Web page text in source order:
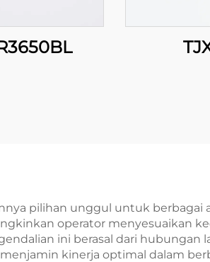
pilihan unggul untuk berbagai
operator menyesuaikan
ini berasal dari hubungan
kinerja optimal dalam